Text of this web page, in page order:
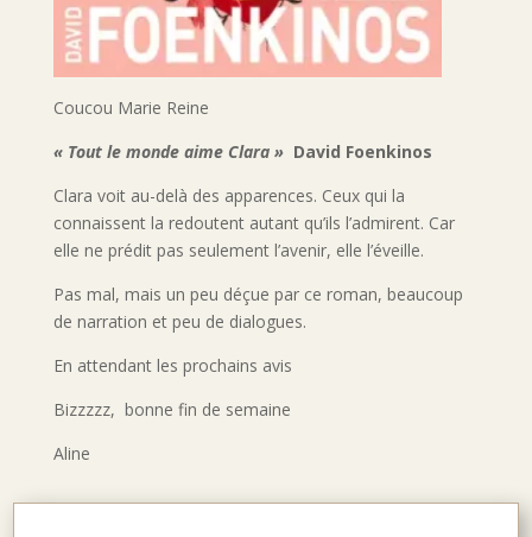
Coucou Marie Reine
« Tout le monde aime Clara » David Foenkinos
Clara voit au-delà des apparences. Ceux qui la
connaissent la redoutent autant qu’ils l’admirent. Car
elle ne prédit pas seulement l’avenir, elle l’éveille.
Pas mal, mais un peu déçue par ce roman, beaucoup
de narration et peu de dialogues.
En attendant les prochains avis
Bizzzzz, bonne fin de semaine
Aline